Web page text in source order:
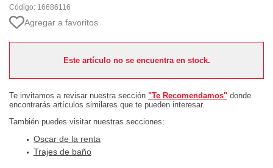
Código: 16686116
Agregar a favoritos
Este artículo no se encuentra en stock.
Te invitamos a revisar nuestra sección "Te Recomendamos" donde
encontrarás artículos similares que te pueden interesar.
También puedes visitar nuestras secciones:
Oscar de la renta
Trajes de baño